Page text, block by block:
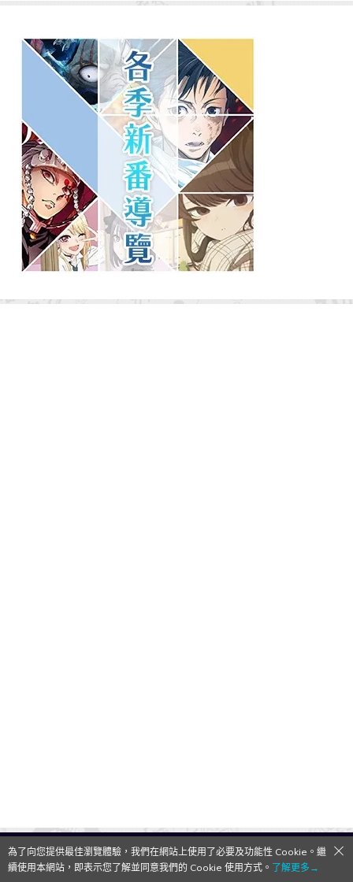
QooApp Limited © 2026
為了向您提供最佳瀏覽體驗，我們在網站上使用了必要及功能性 Cookie。繼
續使用本網站，即表示您了解並同意我們的 Cookie 使用方式。 了解更多→